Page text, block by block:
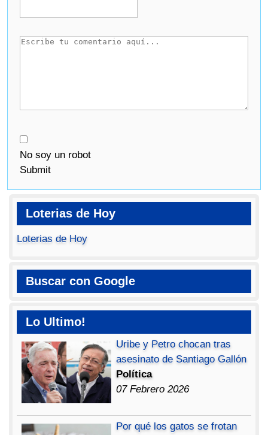
No soy un robot
Submit
Loterias de Hoy
Loterias de Hoy
Buscar con Google
Lo Ultimo!
Uribe y Petro chocan tras
asesinato de Santiago Gallón
Política
07 Febrero 2026
Por qué los gatos se frotan